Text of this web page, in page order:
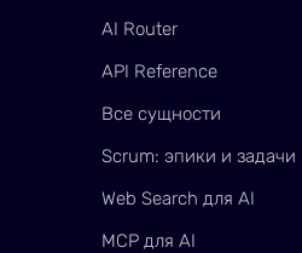
AI Router
API Reference
Все сущности
Scrum: эпики и задачи
Web Search для AI
MCP для AI